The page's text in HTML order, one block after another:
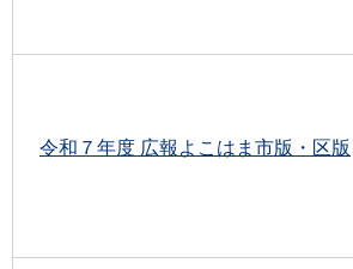
令和７年度 広報よこはま市版・区版